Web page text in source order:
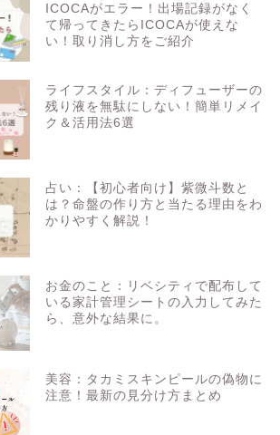
ICOCAがエラー！出場記録がなく
て帰ってきたらICOCAが使えな
い！取り消し方をご紹介
ライフスタイル：ディフューザーの
残り液を無駄にしない！簡単リメイ
ク＆活用法6選
占い：【初心者向け】紫微斗数と
は？命盤の作り方と当たる理由をわ
かりやすく解説！
お金のこと：リベシティで配布して
いる家計管理シートの入力してみた
ら、意外な結果に。
美容：タカミスキンピールの偽物に
注意！最新の見分け方まとめ